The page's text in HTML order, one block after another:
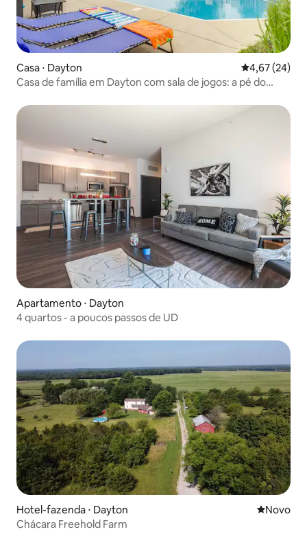
Casa ⋅ Dayton 4,67 de uma
4,67 (24)
Casa de família em Dayton com sala de jogos: a pé do
Apartamento ⋅ Dayton
4 quartos - a poucos passos de UD
Hotel-fazenda ⋅ Dayton Novo
Novo
Chácara Freehold Farm